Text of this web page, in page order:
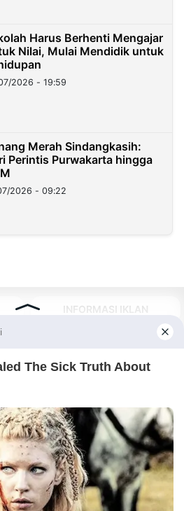
Harus Berhenti Mengajar
Nilai, Mulai Mendidik untuk
2026 - 19:59
Merah Sindangkasih:
Perintis Purwakarta hingga
2026 - 09:22
INFORMASI IKLAN
NETWORK
Kabarbaru.co